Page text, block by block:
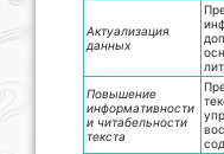
Актуализация
данных
Повышение
информативности
и читабельности
текста